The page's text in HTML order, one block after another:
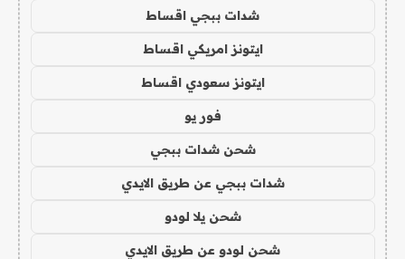
شدات ببجي اقساط
ايتونز امريكي اقساط
ايتونز سعودي اقساط
فور يو
شحن شدات ببجي
شدات ببجي عن طريق الايدي
شحن يلا لودو
شحن لودو عن طريق الايدي